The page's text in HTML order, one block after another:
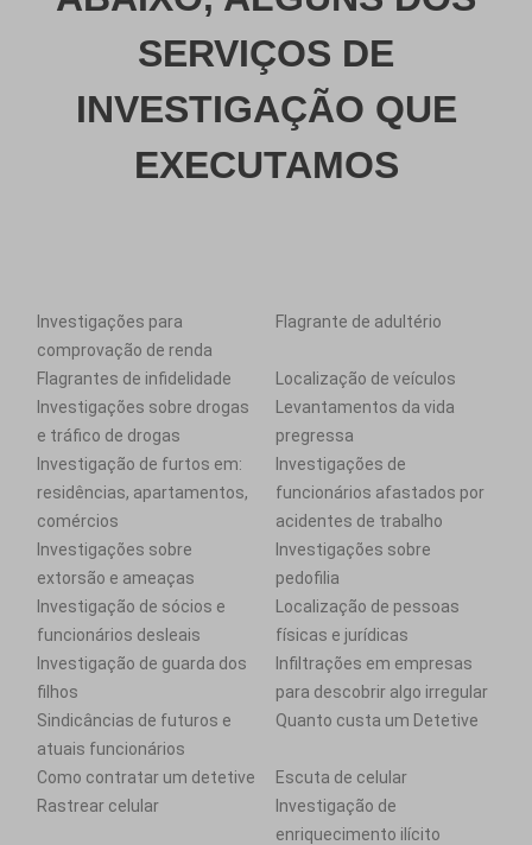
SERVIÇOS DE
INVESTIGAÇÃO QUE
EXECUTAMOS
Investigações para
comprovação de renda
Flagrante de adultério
Flagrantes de infidelidade
Localização de veículos
Investigações sobre drogas
e tráfico de drogas
Levantamentos da vida
pregressa
Investigação de furtos em:
residências, apartamentos,
comércios
Investigações de
funcionários afastados por
acidentes de trabalho
Investigações sobre
extorsão e ameaças
Investigações sobre
pedofilia
Investigação de sócios e
funcionários desleais
Localização de pessoas
físicas e jurídicas
Investigação de guarda dos
filhos
Infiltrações em empresas
para descobrir algo irregular
Sindicâncias de futuros e
atuais funcionários
Quanto custa um Detetive
Como contratar um detetive
Escuta de celular
Rastrear celular
Investigação de
enriquecimento ilícito